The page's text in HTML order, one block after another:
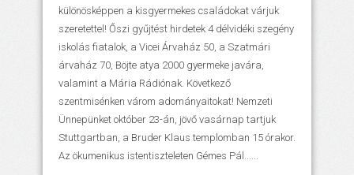
különösképpen a kisgyermekes családokat várjuk
szeretettel! Őszi gyűjtést hirdetek 4 délvidéki szegény
iskolás fiatalok, a Vicei Árvaház 50, a Szatmári
árvaház 70, Böjte atya 2000 gyermeke javára,
valamint a Mária Rádiónak. Következő
szentmisénken várom adományaitokat! Nemzeti
Ünnepünket október 23-án, jövő vasárnap tartjuk
Stuttgartban, a Bruder Klaus templomban 15 órakor.
Az ökumenikus istentiszteleten Gémes Pál......